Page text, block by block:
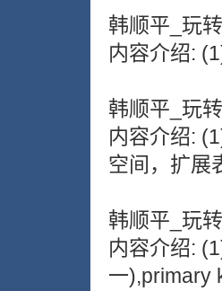
韩顺平_玩
内容介绍:
韩顺平_玩
内容介绍:
空间，扩展
韩顺平_玩
内容介绍:
一),primary